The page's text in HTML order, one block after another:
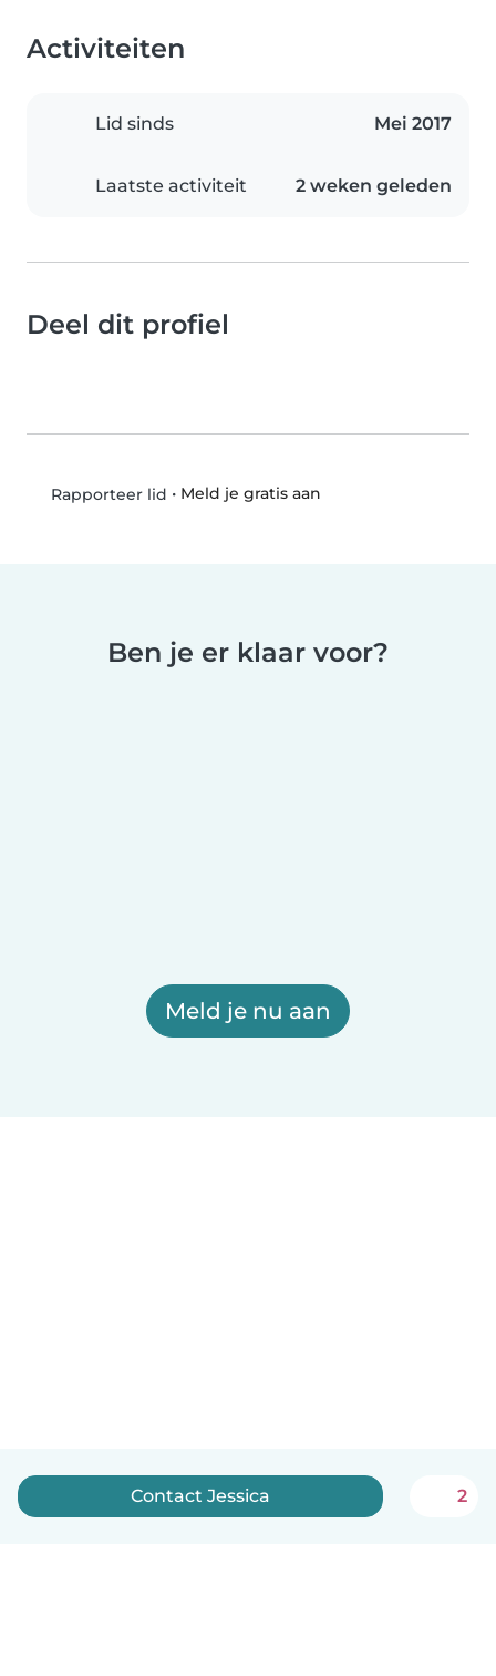
Activiteiten
Lid sinds Mei 2017
Laatste activiteit 2 weken geleden
Deel dit profiel
Rapporteer lid • Meld je gratis aan
Ben je er klaar voor?
Meld je nu aan
Contact Jessica 2